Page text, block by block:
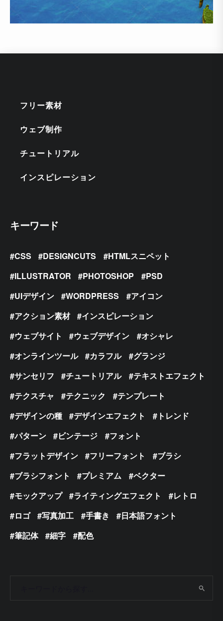
フリー素材
ウェブ制作
チュートリアル
インスピレーション
キーワード
CSS DESIGNCUTS
HTMLスニペット
ILLUSTRATOR
PHOTOSHOP
PSD
UIデザイン
WORDPRESS
アイコン
アクション素材
インスピレーション
ウェブサイト
ウェブデザイン
オシャレ
オンラインツール
カラフル
グランジ
サンセリフ
チュートリアル
テキストエフェクト
テクスチャ
テクニック
テンプレート
デザインの種
デザインエフェクト
トレンド
パターン
ビンテージ
フォント
フラットデザイン
フリーフォント
ブラシ
ブラシフォント
プレミアム
ベクター
モックアップ
ライティングエフェクト
レトロ
ロゴ
写真加工 手書き
日本語フォント
筆記体
細字 配色